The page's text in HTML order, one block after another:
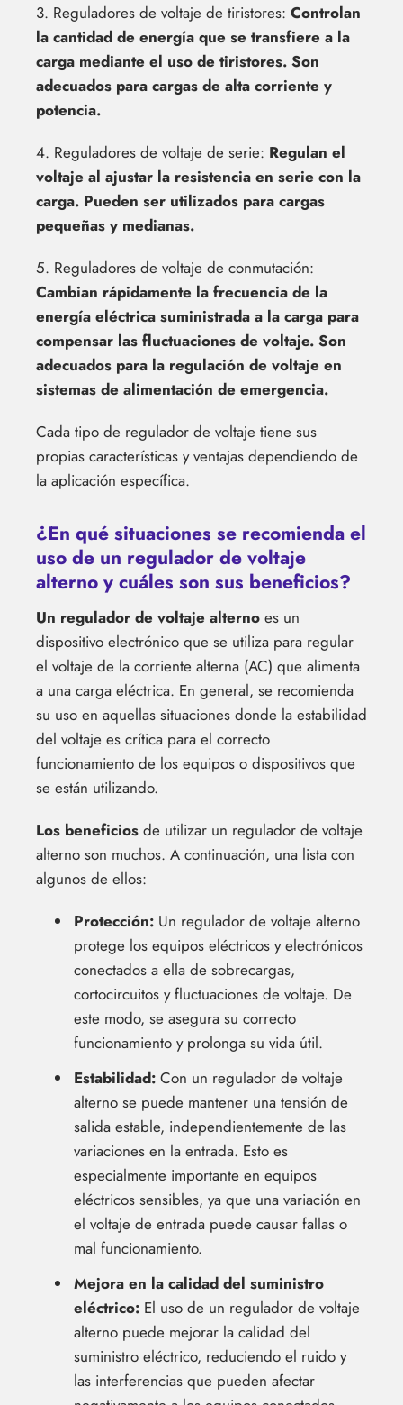
3. Reguladores de voltaje de tiristores: Controlan
la cantidad de energía que se transfiere a la
carga mediante el uso de tiristores. Son
adecuados para cargas de alta corriente y
potencia.
4. Reguladores de voltaje de serie: Regulan el
voltaje al ajustar la resistencia en serie con la
carga. Pueden ser utilizados para cargas
pequeñas y medianas.
5. Reguladores de voltaje de conmutación:
Cambian rápidamente la frecuencia de la
energía eléctrica suministrada a la carga para
compensar las fluctuaciones de voltaje. Son
adecuados para la regulación de voltaje en
sistemas de alimentación de emergencia.
Cada tipo de regulador de voltaje tiene sus
propias características y ventajas dependiendo de
la aplicación específica.
¿En qué situaciones se recomienda el
uso de un regulador de voltaje
alterno y cuáles son sus beneficios?
Un regulador de voltaje alterno es un
dispositivo electrónico que se utiliza para regular
el voltaje de la corriente alterna (AC) que alimenta
a una carga eléctrica. En general, se recomienda
su uso en aquellas situaciones donde la estabilidad
del voltaje es crítica para el correcto
funcionamiento de los equipos o dispositivos que
se están utilizando.
Los beneficios de utilizar un regulador de voltaje
alterno son muchos. A continuación, una lista con
algunos de ellos:
Protección: Un regulador de voltaje alterno
protege los equipos eléctricos y electrónicos
conectados a ella de sobrecargas,
cortocircuitos y fluctuaciones de voltaje. De
este modo, se asegura su correcto
funcionamiento y prolonga su vida útil.
Estabilidad: Con un regulador de voltaje
alterno se puede mantener una tensión de
salida estable, independientemente de las
variaciones en la entrada. Esto es
especialmente importante en equipos
eléctricos sensibles, ya que una variación en
el voltaje de entrada puede causar fallas o
mal funcionamiento.
Mejora en la calidad del suministro
eléctrico: El uso de un regulador de voltaje
alterno puede mejorar la calidad del
suministro eléctrico, reduciendo el ruido y
las interferencias que pueden afectar